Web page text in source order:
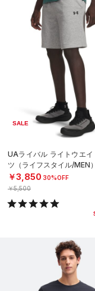
SALE
UAライバル ライトウエイ
ツ（ライフスタイル/MEN）
￥3,850 30%OFF
￥5,500